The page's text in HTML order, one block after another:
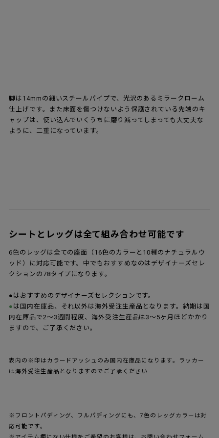
脚は14mmの細いスチールパイプで、光沢のあるミラークローム
仕上げです。また床面を傷つけないよう保護されている先端のキ
ャップは、使い込んでいくうちに磨り減ってしまっても大丈夫な
ように、二重になっています。
シートとレッグは全て組み合わせ可能です
6色のレッグは全ての座面（16色のカラーと10種のナチュラルウ
ッド）に対応可能です。中でもおすすめなのはデザイナーズセレ
クションの78タイプになります。
●はおすすめのデザイナーズセレクションです。
● は国内在庫品、それ以外は海外受注生産品となります。納期は国
内在庫品で2～3週間程度、海外受注生産品は3～5ヶ月ほどかかり
ますので、ご了承ください。
表内の※印はカラードアッシュのみ国内在庫品になります。ラッカー
は海外受注生産品となりますのでご了承ください.
※フロントパディング、フルパディングにも、7色のレッグカラーは対
応可能です。